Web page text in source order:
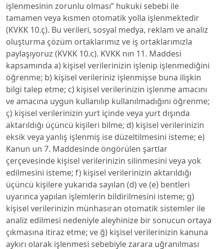
işlenmesinin zorunlu olması” hukuki sebebi ile
tamamen veya kısmen otomatik yolla işlenmektedir
(KVKK 10.ç). Bu verileri, sosyal medya, reklam ve analiz
oluşturma çözüm ortaklarımız ve iş ortaklarımızla
paylaşıyoruz (KVKK 10.c). KVKK nın 11. Maddesi
kapsamında a) kişisel verilerinizin işlenip işlenmediğini
öğrenme; b) kişisel verileriniz işlenmişse buna ilişkin
bilgi talep etme; c) kişisel verilerinizin işlenme amacını
ve amacına uygun kullanılıp kullanılmadığını öğrenme;
ç) kişisel verilerinizin yurt içinde veya yurt dışında
aktarıldığı üçüncü kişileri bilme; d) kişisel verilerinizin
eksik veya yanlış işlenmiş ise düzeltilmesini isteme; e)
Kanun un 7. Maddesinde öngörülen şartlar
çerçevesinde kişisel verilerinizin silinmesini veya yok
edilmesini isteme; f) kişisel verilerinizin aktarıldığı
üçüncü kişilere yukarıda sayılan (d) ve (e) bentleri
uyarınca yapılan işlemlerin bildirilmesini isteme; g)
kişisel verilerinizin münhasıran otomatik sistemler ile
analiz edilmesi nedeniyle aleyhinize bir sonucun ortaya
çıkmasına itiraz etme; ve ğ) kişisel verilerinizin kanuna
aykırı olarak işlenmesi sebebiyle zarara uğranılması